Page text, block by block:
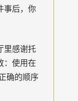
事后，你
里感谢托
：使用在
确的顺序